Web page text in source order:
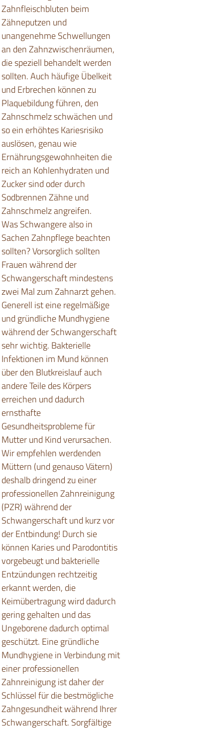
Zahnfleischbluten beim
Zähneputzen und
unangenehme Schwellungen
an den Zahnzwischenräumen,
die speziell behandelt werden
sollten. Auch häufige Übelkeit
und Erbrechen können zu
Plaquebildung führen, den
Zahnschmelz schwächen und
so ein erhöhtes Kariesrisiko
auslösen, genau wie
Ernährungsgewohnheiten die
reich an Kohlenhydraten und
Zucker sind oder durch
Sodbrennen Zähne und
Zahnschmelz angreifen.
Was Schwangere also in
Sachen Zahnpflege beachten
sollten? Vorsorglich sollten
Frauen während der
Schwangerschaft mindestens
zwei Mal zum Zahnarzt gehen.
Generell ist eine regelmäßige
und gründliche Mundhygiene
während der Schwangerschaft
sehr wichtig. Bakterielle
Infektionen im Mund können
über den Blutkreislauf auch
andere Teile des Körpers
erreichen und dadurch
ernsthafte
Gesundheitsprobleme für
Mutter und Kind verursachen.
Wir empfehlen werdenden
Müttern (und genauso Vätern)
deshalb dringend zu einer
professionellen Zahnreinigung
(PZR) während der
Schwangerschaft und kurz vor
der Entbindung! Durch sie
können Karies und Parodontitis
vorgebeugt und bakterielle
Entzündungen rechtzeitig
erkannt werden, die
Keimübertragung wird dadurch
gering gehalten und das
Ungeborene dadurch optimal
geschützt. Eine gründliche
Mundhygiene in Verbindung mit
einer professionellen
Zahnreinigung ist daher der
Schlüssel für die bestmögliche
Zahngesundheit während Ihrer
Schwangerschaft. Sorgfältige